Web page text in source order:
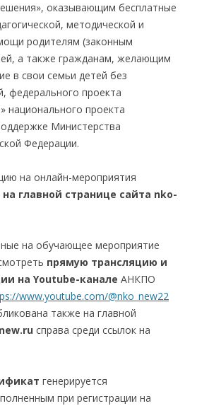
оказывающим бесплатные
методической и
родителям (законным
а также гражданам, желающим
в свои семьи детей без
федерального проекта
национального проекта
Министерства
Федерации.
на онлайн-мероприятия
на главной странице сайта nko-
на обучающее мероприятие
прямую трансляцию и
на Youtube-канале АНКПО
www.youtube.com/@nko_new22
также на главной
справа среди ссылок на
генерируется
при регистрации на